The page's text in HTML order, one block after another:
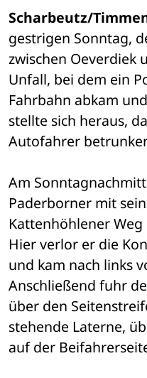
Scharbeutz/
gestrigen Sonntag,
zwischen Oeverdiek
Unfall, bei dem ein
Fahrbahn abkam
stellte sich heraus,
Autofahrer
Am
Paderborner mit
Kattenhöhlener
Hier verlor er die
und kam nach links
Anschließend fuhr
über den
stehende Laterne,
auf der